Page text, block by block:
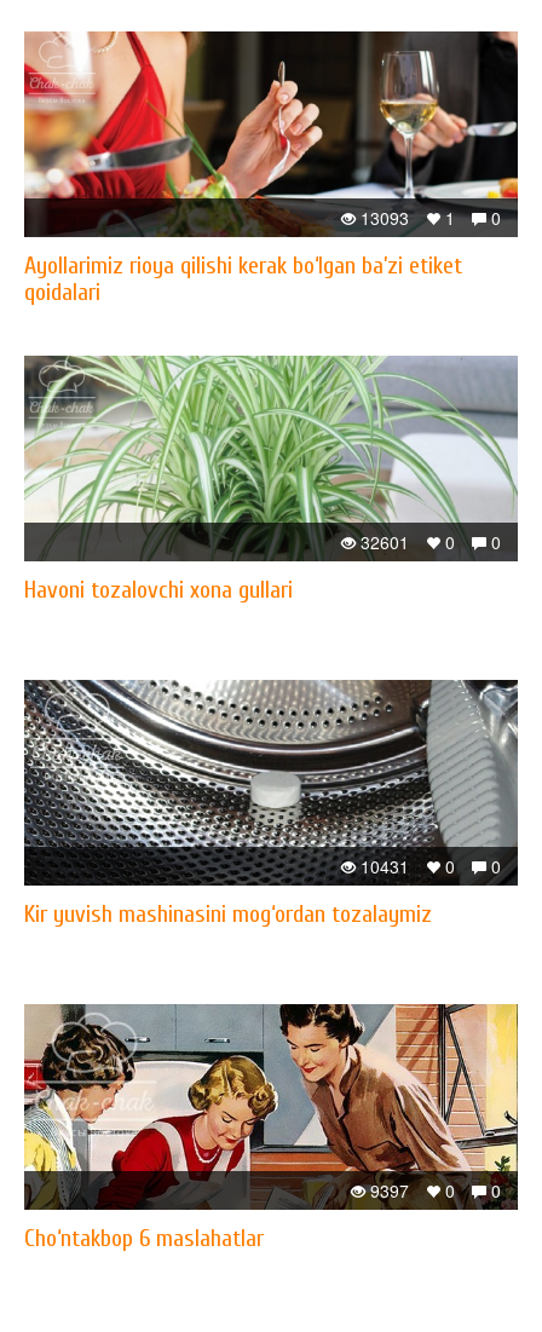
0
1
13093
Ayollarimiz rioya qilishi kerak bo‘lgan ba’zi etiket
qoidalari
0
0
32601
Havoni tozalovchi xona gullari
0
0
10431
Kir yuvish mashinasini mog‘ordan tozalaymiz
0
0
9397
Cho‘ntakbop 6 maslahatlar